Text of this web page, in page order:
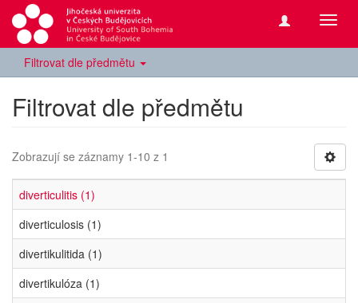
Filtrovat dle předmětu
Filtrovat dle předmětu
Zobrazují se záznamy 1-10 z 1
diverticulitis (1)
diverticulosis (1)
divertikulitida (1)
divertikulóza (1)